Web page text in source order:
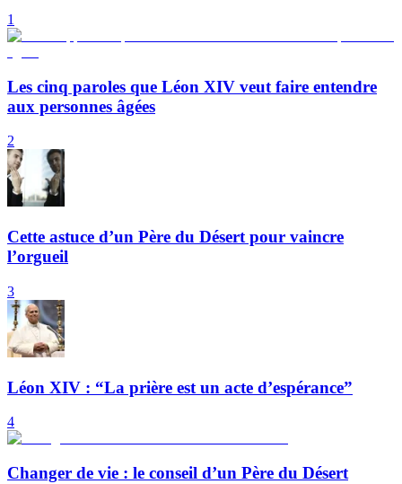
1
Les cinq paroles que Léon XIV veut faire entendre
aux personnes âgées
2
Cette astuce d’un Père du Désert pour vaincre
l’orgueil
3
Léon XIV : “La prière est un acte d’espérance”
4
Changer de vie : le conseil d’un Père du Désert